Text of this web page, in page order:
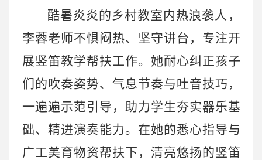
酷暑炎炎的乡村教室内热浪袭人，
李蓉老师不惧闷热、坚守讲台，专注开
展竖笛教学帮扶工作。她耐心纠正孩子
们的吹奏姿势、气息节奏与吐音技巧，
一遍遍示范引导，助力学生夯实器乐基
础、精进演奏能力。在她的悉心指导与
广工美育物资帮扶下，清亮悠扬的竖笛